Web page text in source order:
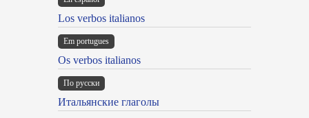
Los verbos italianos
Em portugues
Os verbos italianos
По русски
Итальянские глаголы